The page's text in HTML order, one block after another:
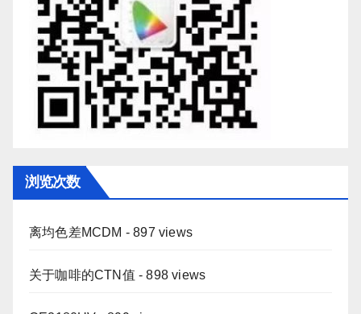
浏览次数
离均色差MCDM - 897 views
关于咖啡的CTN值 - 898 views